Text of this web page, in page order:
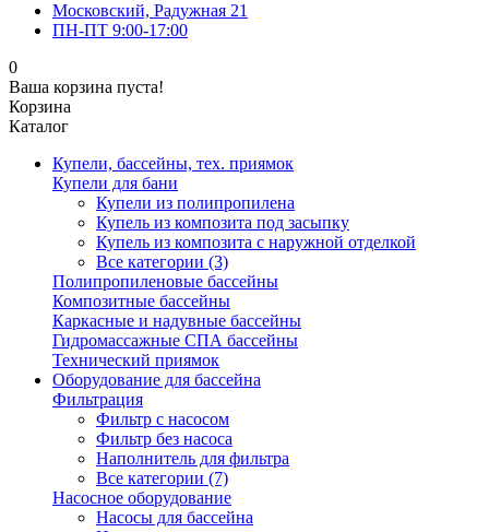
Московский, Радужная 21
ПН-ПТ 9:00-17:00
0
Ваша корзина пуста!
Корзина
Каталог
Купели, бассейны, тех. приямок
Купели для бани
Купели из полипропилена
Купель из композита под засыпку
Купель из композита с наружной отделкой
Все категории (3)
Полипропиленовые бассейны
Композитные бассейны
Каркасные и надувные бассейны
Гидромассажные СПА бассейны
Технический приямок
Оборудование для бассейна
Фильтрация
Фильтр с насосом
Фильтр без насоса
Наполнитель для фильтра
Все категории (7)
Насосное оборудование
Насосы для бассейна